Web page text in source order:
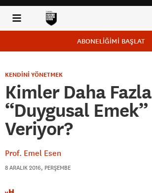
ABONELİĞİMİ BAŞLAT
KENDİNİ YÖNETMEK
Kimler Daha Fazla
“Duygusal Emek”
Veriyor?
Prof. Emel Esen
8 ARALIK 2016, PERŞEMBE